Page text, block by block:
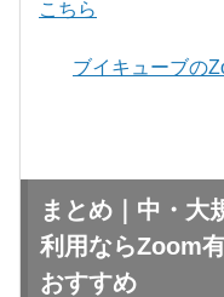
こちら
ブイキューブの
まとめ｜中・大
利用ならZoom
おすすめ